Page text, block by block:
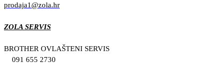
prodaja1@zola.hr
ZOLA SERVIS
BROTHER OVLAŠTENI SERVIS
091 655 2730